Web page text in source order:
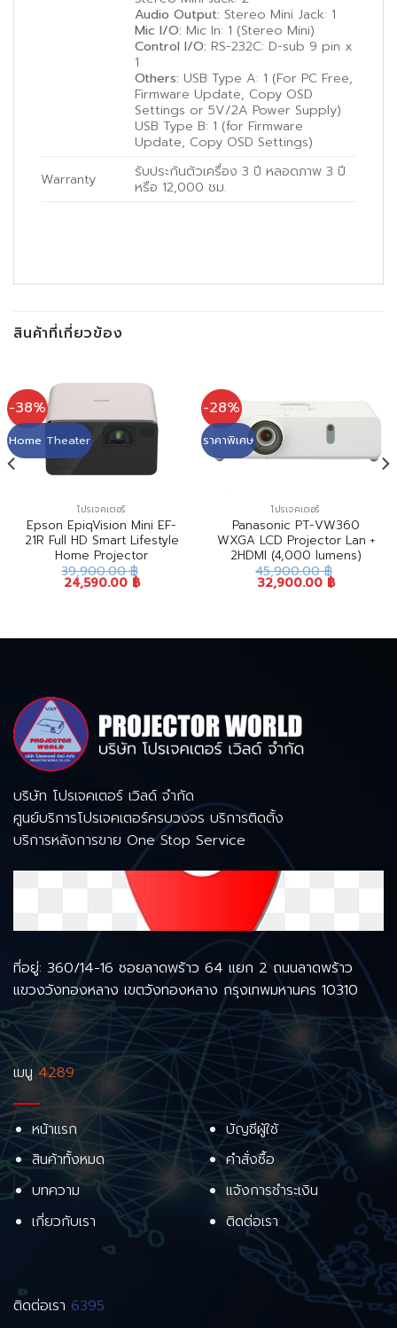
Audio Output: Stereo Mini Jack: 1
Mic I/O: Mic In: 1 (Stereo Mini)
Control I/O: RS-232C: D-sub 9 pin x
1
Others: USB Type A: 1 (For PC Free,
Firmware Update, Copy OSD
Settings or 5V/2A Power Supply)
USB Type B: 1 (for Firmware
Update, Copy OSD Settings)
Warranty
รับประกันตัวเครื่อง 3 ปี หลอดภาพ 3 ปี
หรือ 12,000 ชม.
สินค้าที่เกี่ยวข้อง
-38%
Home Theater
โปรเจคเตอร์
Epson EpiqVision Mini EF-
21R Full HD Smart Lifestyle
Home Projector
39,900.00฿
24,590.00 ฿
-28%
ราคาพิเศษ
โปรเจคเตอร์
Panasonic PT-VW360
WXGA LCD Projector Lan +
2HDMI (4,000 lumens)
45,900.00฿
32,900.00 ฿
บริษัท โปรเจคเตอร์ เวิลด์ จำกัด
ศูนย์บริการโปรเจคเตอร์ครบวงจร บริการติดตั้ง
บริการหลังการขาย One Stop Service
ที่อยู่: 360/14-16 ซอยลาดพร้าว 64 แยก 2 ถนนลาดพร้าว
แขวงวังทองหลาง เขตวังทองหลาง กรุงเทพมหานคร 10310
เมนู4289
หน้าแรก
สินค้าทั้งหมด
บทความ
เกี่ยวกับเรา
บัญชีผู้ใช้
คำสั่งซื้อ
แจ้งการชำระเงิน
ติดต่อเรา
ติดต่อเรา 6395